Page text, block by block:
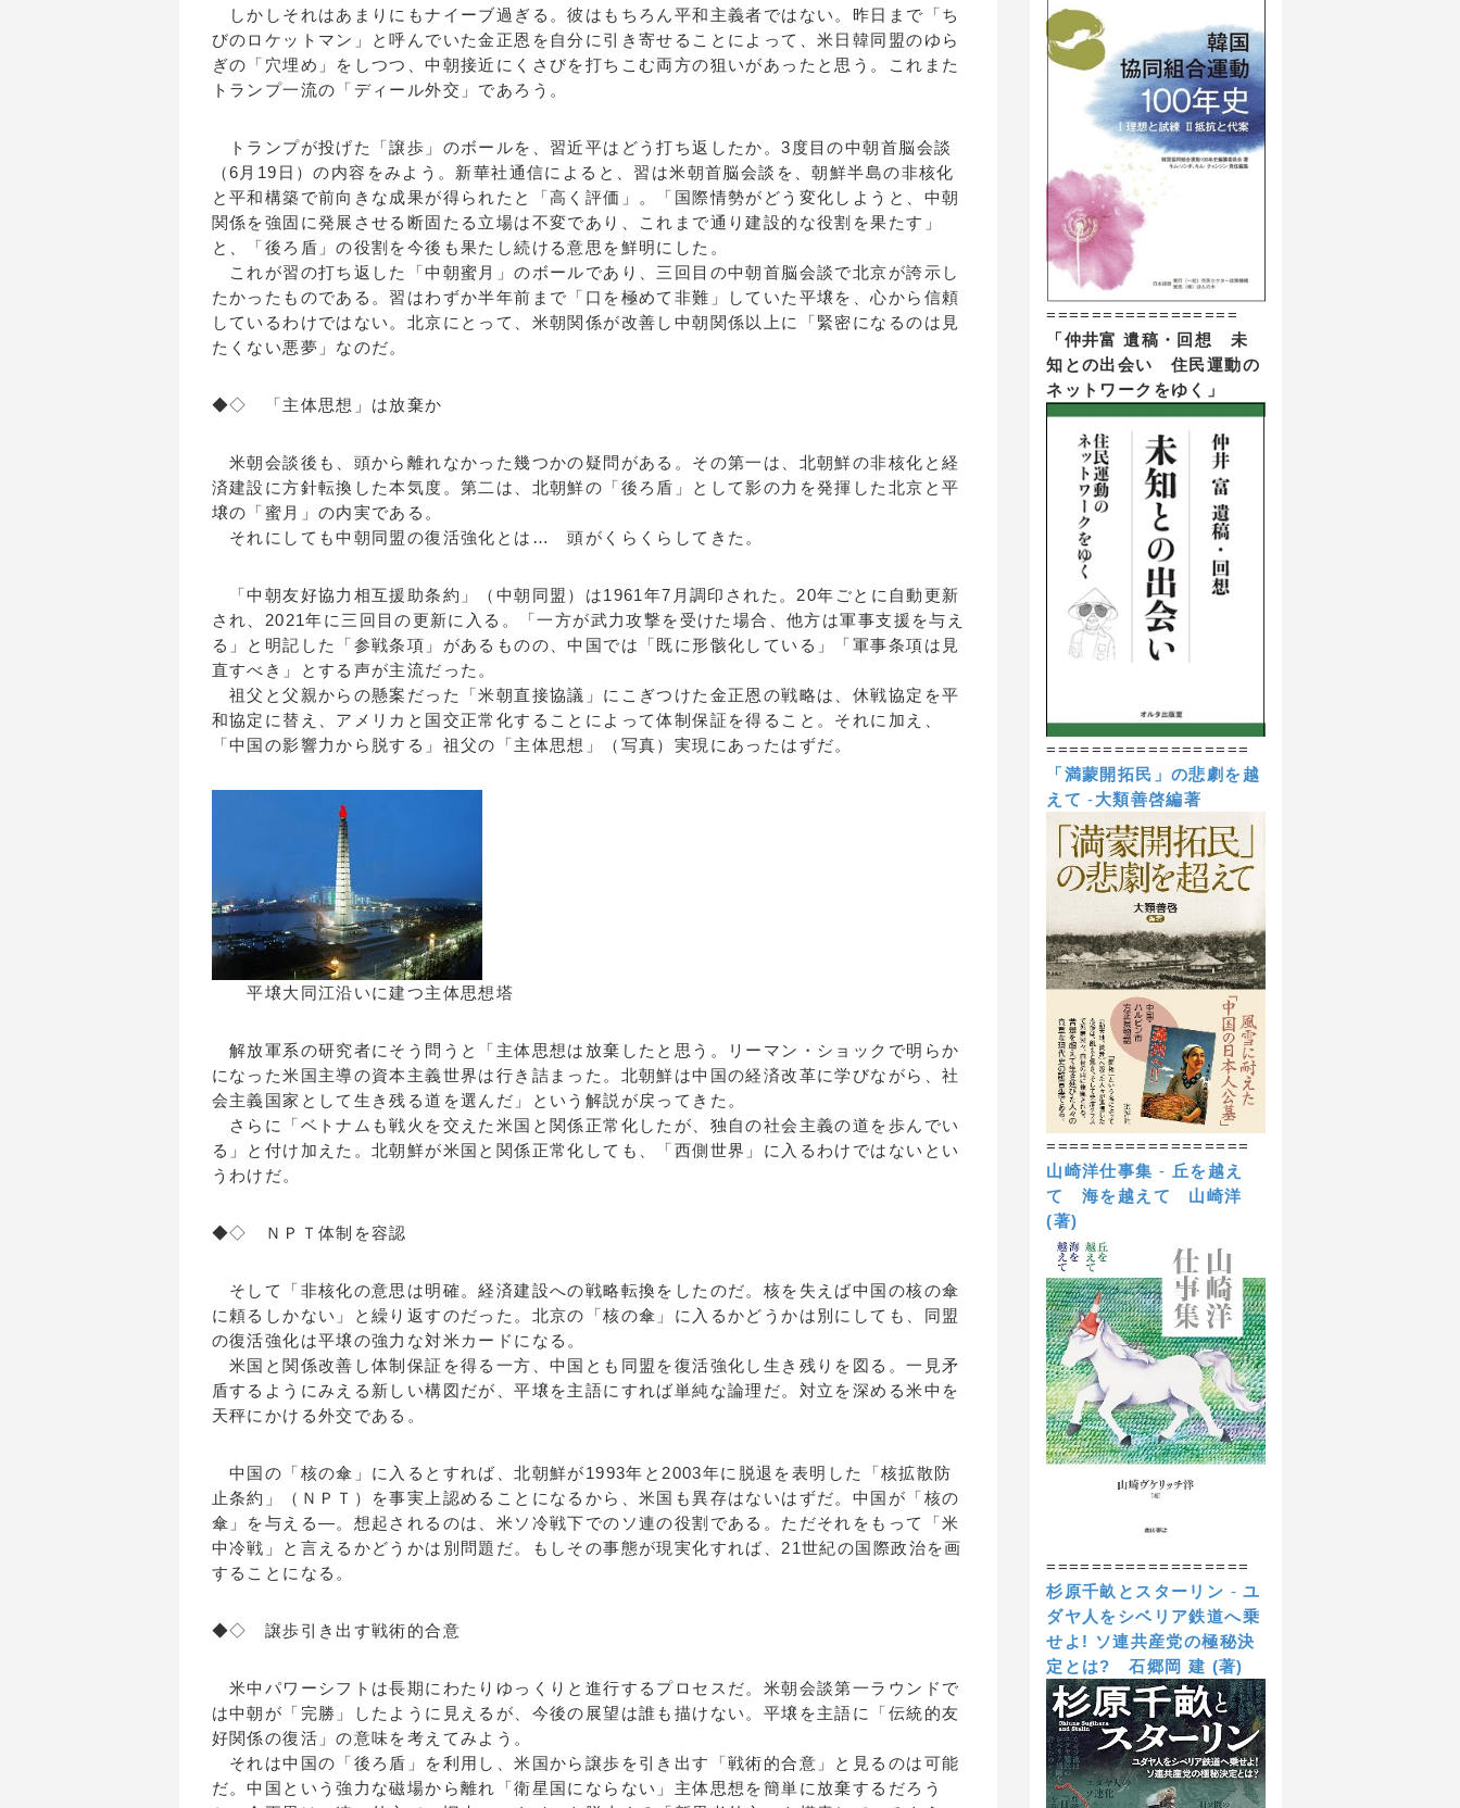
しかしそれはあまりにもナイーブ過ぎる。彼はもちろん平和主義者ではない。昨日まで「ち
びのロケットマン」と呼んでいた金正恩を自分に引き寄せることによって、米日韓同盟のゆら
ぎの「穴埋め」をしつつ、中朝接近にくさびを打ちこむ両方の狙いがあったと思う。これまた
トランプ一流の「ディール外交」であろう。
トランプが投げた「譲歩」のボールを、習近平はどう打ち返したか。3度目の中朝首脳会談
（6月19日）の内容をみよう。新華社通信によると、習は米朝首脳会談を、朝鮮半島の非核化
と平和構築で前向きな成果が得られたと「高く評価」。「国際情勢がどう変化しようと、中朝
関係を強固に発展させる断固たる立場は不変であり、これまで通り建設的な役割を果たす」
と、「後ろ盾」の役割を今後も果たし続ける意思を鮮明にした。
これが習の打ち返した「中朝蜜月」のボールであり、三回目の中朝首脳会談で北京が誇示し
たかったものである。習はわずか半年前まで「口を極めて非難」していた平壌を、心から信頼
しているわけではない。北京にとって、米朝関係が改善し中朝関係以上に「緊密になるのは見
たくない悪夢」なのだ。
◆◇ 「主体思想」は放棄か
米朝会談後も、頭から離れなかった幾つかの疑問がある。その第一は、北朝鮮の非核化と経
済建設に方針転換した本気度。第二は、北朝鮮の「後ろ盾」として影の力を発揮した北京と平
壌の「蜜月」の内実である。
それにしても中朝同盟の復活強化とは… 頭がくらくらしてきた。
「中朝友好協力相互援助条約」（中朝同盟）は1961年7月調印された。20年ごとに自動更新
され、2021年に三回目の更新に入る。「一方が武力攻撃を受けた場合、他方は軍事支援を与え
る」と明記した「参戦条項」があるものの、中国では「既に形骸化している」「軍事条項は見
直すべき」とする声が主流だった。
祖父と父親からの懸案だった「米朝直接協議」にこぎつけた金正恩の戦略は、休戦協定を平
和協定に替え、アメリカと国交正常化することによって体制保証を得ること。それに加え、
「中国の影響力から脱する」祖父の「主体思想」（写真）実現にあったはずだ。
平壌大同江沿いに建つ主体思想塔
解放軍系の研究者にそう問うと「主体思想は放棄したと思う。リーマン・ショックで明らか
になった米国主導の資本主義世界は行き詰まった。北朝鮮は中国の経済改革に学びながら、社
会主義国家として生き残る道を選んだ」という解説が戻ってきた。
さらに「ベトナムも戦火を交えた米国と関係正常化したが、独自の社会主義の道を歩んでい
る」と付け加えた。北朝鮮が米国と関係正常化しても、「西側世界」に入るわけではないとい
うわけだ。
◆◇ ＮＰＴ体制を容認
そして「非核化の意思は明確。経済建設への戦略転換をしたのだ。核を失えば中国の核の傘
に頼るしかない」と繰り返すのだった。北京の「核の傘」に入るかどうかは別にしても、同盟
の復活強化は平壌の強力な対米カードになる。
米国と関係改善し体制保証を得る一方、中国とも同盟を復活強化し生き残りを図る。一見矛
盾するようにみえる新しい構図だが、平壌を主語にすれば単純な論理だ。対立を深める米中を
天秤にかける外交である。
中国の「核の傘」に入るとすれば、北朝鮮が1993年と2003年に脱退を表明した「核拡散防
止条約」（ＮＰＴ）を事実上認めることになるから、米国も異存はないはずだ。中国が「核の
傘」を与える―。想起されるのは、米ソ冷戦下でのソ連の役割である。ただそれをもって「米
中冷戦」と言えるかどうかは別問題だ。もしその事態が現実化すれば、21世紀の国際政治を画
することになる。
◆◇ 譲歩引き出す戦術的合意
米中パワーシフトは長期にわたりゆっくりと進行するプロセスだ。米朝会談第一ラウンドで
は中朝が「完勝」したように見えるが、今後の展望は誰も描けない。平壌を主語に「伝統的友
好関係の復活」の意味を考えてみよう。
それは中国の「後ろ盾」を利用し、米国から譲歩を引き出す「戦術的合意」と見るのは可能
だ。中国という強力な磁場から離れ「衛星国にならない」主体思想を簡単に放棄するだろう
=================
「仲井富 遺稿・回想 未
知との出会い 住民運動の
ネットワークをゆく」
==================
「満蒙開拓民」の悲劇を越
えて -大類善啓編著
==================
山崎洋仕事集 - 丘を越え
て 海を越えて
山崎洋
(著)
==================
杉原千畝とスターリン -ユ
ダヤ人をシベリア鉄道へ乗
せよ! ソ連共産党の極秘決
定とは?
石郷岡 建 (著)